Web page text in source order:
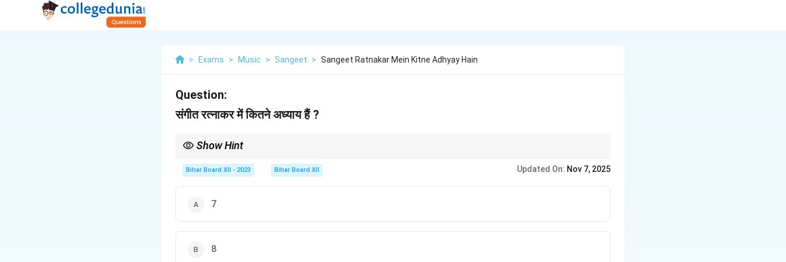
> Exams > Music > Sangeet > Sangeet Ratnakar Mein Kitne Adhyay Hain
Question:
संगीत रत्नाकर में कितने अध्याय हैं ?
Show Hint
Bihar Board XII - 2023 Bihar Board XII Updated On: Nov 7, 2025
7
8